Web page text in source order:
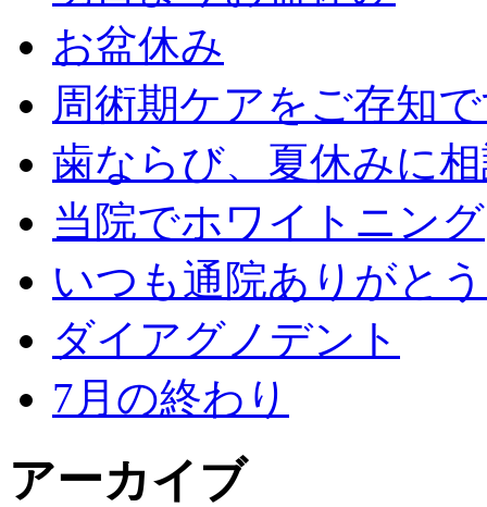
お盆休み
周術期ケアをご存知
歯ならび、夏休みに
当院でホワイトニング
いつも通院ありがと
ダイアグノデント
7月の終わり
アーカイブ